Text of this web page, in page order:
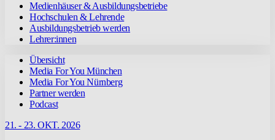
Medienhäuser & Ausbildungsbetriebe
Hochschulen & Lehrende
Ausbildungsbetrieb werden
Lehrer:innen
Übersicht
Media For You München
Media For You Nürnberg
Partner werden
Podcast
21. - 23. OKT. 2026